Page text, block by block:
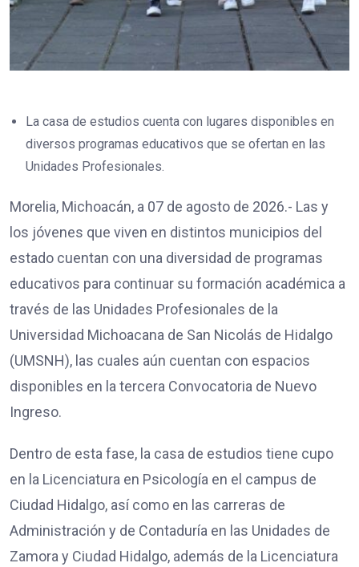
La casa de estudios cuenta con lugares disponibles en
diversos programas educativos que se ofertan en las
Unidades Profesionales.
Morelia, Michoacán, a 07 de agosto de 2026.- Las y
los jóvenes que viven en distintos municipios del
estado cuentan con una diversidad de programas
educativos para continuar su formación académica a
través de las Unidades Profesionales de la
Universidad Michoacana de San Nicolás de Hidalgo
(UMSNH), las cuales aún cuentan con espacios
disponibles en la tercera Convocatoria de Nuevo
Ingreso.
Dentro de esta fase, la casa de estudios tiene cupo
en la Licenciatura en Psicología en el campus de
Ciudad Hidalgo, así como en las carreras de
Administración y de Contaduría en las Unidades de
Zamora y Ciudad Hidalgo, además de la Licenciatura